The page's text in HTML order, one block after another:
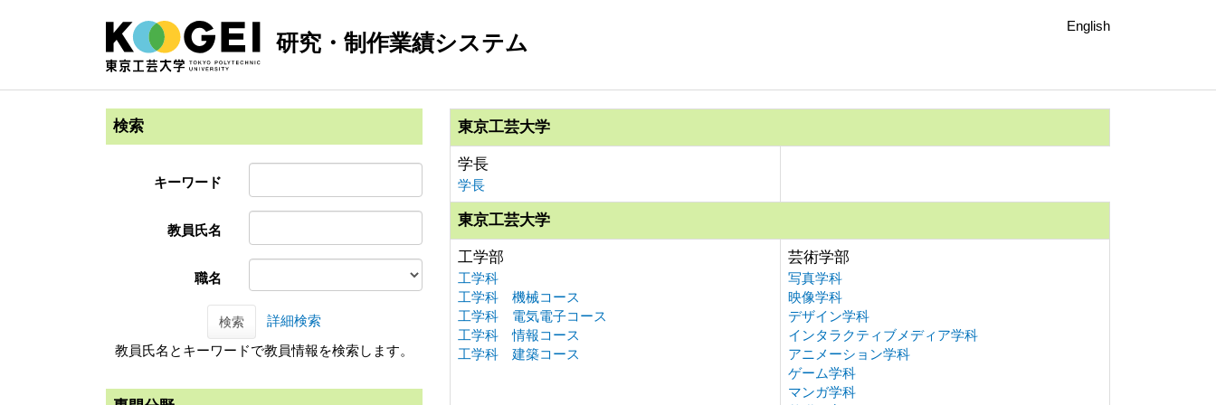
研究・制作業績システム
English
検索
キーワード
教員氏名
職名
検索
詳細検索
教員氏名とキーワードで教員情報を検索します。
東京工芸大学
学長
学長
東京工芸大学
工学部
工学科
工学科 機械コース
工学科 電気電子コース
工学科 情報コース
工学科 建築コース
芸術学部
写真学科
映像学科
デザイン学科
インタラクティブメディア学科
アニメーション学科
ゲーム学科
マンガ学科